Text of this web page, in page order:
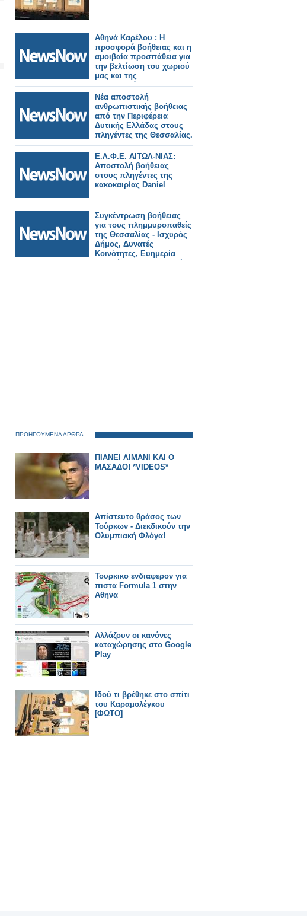
ΠΕΡΙΦΕΡΕΙΑΣ ΑΓΡΙΝΙΟΥ
Αθηνά Καρέλου : Η
προσφορά βοήθειας και η
αμοιβαία προσπάθεια για
την βελτίωση του χωριού
μας και της
καθημερινότητας μας
αποτελούν αξίες
ανεκτίμητες!
Νέα αποστολή
ανθρωπιστικής βοήθειας
από την Περιφέρεια
Δυτικής Ελλάδας στους
πληγέντες της Θεσσαλίας.
Ε.Λ.Φ.Ε. ΑΙΤΩΛ-ΝΙΑΣ:
Αποστολή βοήθειας
στους πληγέντες της
κακοκαιρίας Daniel
Συγκέντρωση βοήθειας
για τους πλημμυροπαθείς
της Θεσσαλίας - Ισχυρός
Δήμος, Δυνατές
Κοινότητες, Ευημερία
Πολιτών Όλγα Δασκαλή
ΠΡΟΗΓΟΥΜΕΝΑ ΑΡΘΡΑ
ΠΙΑΝΕΙ ΛΙΜΑΝΙ ΚΑΙ Ο
ΜΑΣΑΔΟ! *VIDEOS*
Απίστευτο θράσος των
Τούρκων - Διεκδικούν την
Oλυμπιακή Φλόγα!
Τουρκικο ενδιαφερον για
πιστα Formula 1 στην
Αθηνα
Αλλάζουν οι κανόνες
καταχώρησης στο Google
Play
Ιδού τι βρέθηκε στο σπίτι
του Καραμολέγκου
[ΦΩΤΟ]